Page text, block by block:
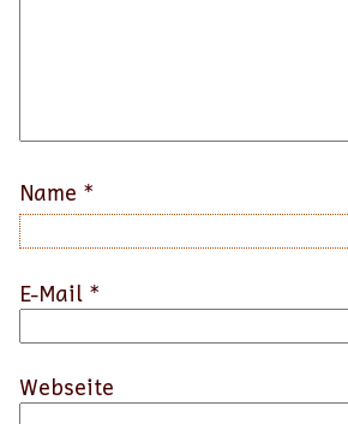
Name *
E-Mail *
Webseite